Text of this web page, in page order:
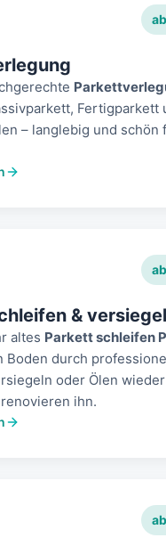
Fertigparkett
– langlebig und schön
&
altes Parkett schleifen
Boden durch
oder Ölen
ihn.